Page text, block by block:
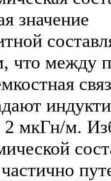
значение
что между
2 мкГн/м.